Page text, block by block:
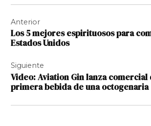
de
entradas
Anterior
Los 5 mejores espirituosos para
Estados Unidos
Siguiente
Video: Aviation Gin lanza
primera bebida de una octogenaria